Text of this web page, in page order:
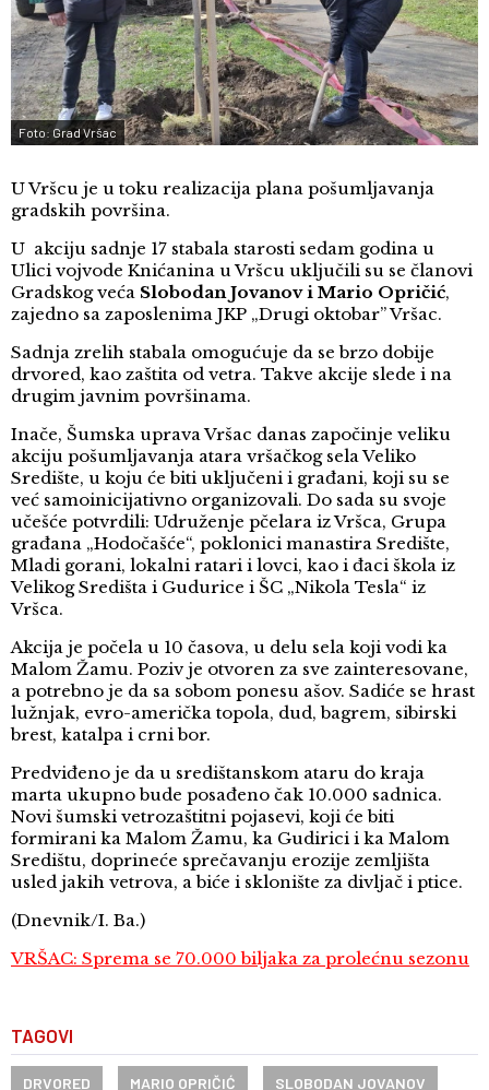
Foto: Grad Vršac
U Vršcu je u toku realizacija plana pošumljavanja
gradskih površina.
U akciju sadnje 17 stabala starosti sedam godina u
Ulici vojvode Knićanina u Vršcu uključili su se članovi
Gradskog veća Slobodan Jovanov i Mario Opričić,
zajedno sa zaposlenima JKP „Drugi oktobar” Vršac.
Sadnja zrelih stabala omogućuje da se brzo dobije
drvored, kao zaštita od vetra. Takve akcije slede i na
drugim javnim površinama.
Inače, Šumska uprava Vršac danas započinje veliku
akciju pošumljavanja atara vršačkog sela Veliko
Središte, u koju će biti uključeni i građani, koji su se
već samoinicijativno organizovali. Do sada su svoje
učešće potvrdili: Udruženje pčelara iz Vršca, Grupa
građana „Hodočašće“, poklonici manastira Središte,
Mladi gorani, lokalni ratari i lovci, kao i đaci škola iz
Velikog Središta i Gudurice i ŠC „Nikola Tesla“ iz
Vršca.
Akcija je počela u 10 časova, u delu sela koji vodi ka
Malom Žamu. Poziv je otvoren za sve zainteresovane,
a potrebno je da sa sobom ponesu ašov. Sadiće se hrast
lužnjak, evro-američka topola, dud, bagrem, sibirski
brest, katalpa i crni bor.
Predviđeno je da u središtanskom ataru do kraja
marta ukupno bude posađeno čak 10.000 sadnica.
Novi šumski vetrozaštitni pojasevi, koji će biti
formirani ka Malom Žamu, ka Gudirici i ka Malom
Središtu, doprineće sprečavanju erozije zemljišta
usled jakih vetrova, a biće i sklonište za divljač i ptice.
(Dnevnik/I. Ba.)
VRŠAC: Sprema se 70.000 biljaka za prolećnu sezonu
TAGOVI
DRVORED MARIO OPRIČIĆ SLOBODAN JOVANOV